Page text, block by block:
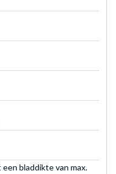
bladdikte van max.